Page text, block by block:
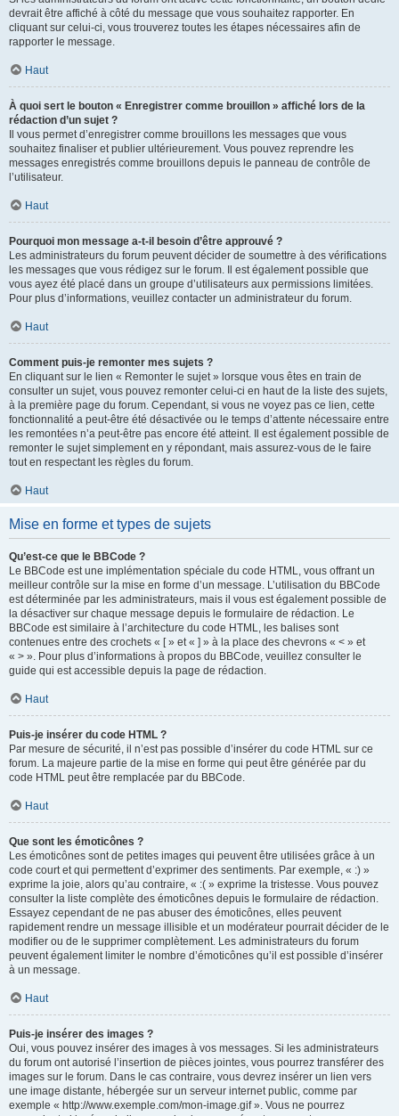
devrait être affiché à côté du message que vous souhaitez rapporter. En
cliquant sur celui-ci, vous trouverez toutes les étapes nécessaires afin de
rapporter le message.
Haut
À quoi sert le bouton « Enregistrer comme brouillon » affiché lors de la
rédaction d’un sujet ?
Il vous permet d’enregistrer comme brouillons les messages que vous
souhaitez finaliser et publier ultérieurement. Vous pouvez reprendre les
messages enregistrés comme brouillons depuis le panneau de contrôle de
l’utilisateur.
Haut
Pourquoi mon message a-t-il besoin d’être approuvé ?
Les administrateurs du forum peuvent décider de soumettre à des vérifications
les messages que vous rédigez sur le forum. Il est également possible que
vous ayez été placé dans un groupe d’utilisateurs aux permissions limitées.
Pour plus d’informations, veuillez contacter un administrateur du forum.
Haut
Comment puis-je remonter mes sujets ?
En cliquant sur le lien « Remonter le sujet » lorsque vous êtes en train de
consulter un sujet, vous pouvez remonter celui-ci en haut de la liste des sujets,
à la première page du forum. Cependant, si vous ne voyez pas ce lien, cette
fonctionnalité a peut-être été désactivée ou le temps d’attente nécessaire entre
les remontées n’a peut-être pas encore été atteint. Il est également possible de
remonter le sujet simplement en y répondant, mais assurez-vous de le faire
tout en respectant les règles du forum.
Haut
Mise en forme et types de sujets
Qu’est-ce que le BBCode ?
Le BBCode est une implémentation spéciale du code HTML, vous offrant un
meilleur contrôle sur la mise en forme d’un message. L’utilisation du BBCode
est déterminée par les administrateurs, mais il vous est également possible de
la désactiver sur chaque message depuis le formulaire de rédaction. Le
BBCode est similaire à l’architecture du code HTML, les balises sont
contenues entre des crochets « [ » et « ] » à la place des chevrons « < » et
« > ». Pour plus d’informations à propos du BBCode, veuillez consulter le
guide qui est accessible depuis la page de rédaction.
Haut
Puis-je insérer du code HTML ?
Par mesure de sécurité, il n’est pas possible d’insérer du code HTML sur ce
forum. La majeure partie de la mise en forme qui peut être générée par du
code HTML peut être remplacée par du BBCode.
Haut
Que sont les émoticônes ?
Les émoticônes sont de petites images qui peuvent être utilisées grâce à un
code court et qui permettent d’exprimer des sentiments. Par exemple, « :) »
exprime la joie, alors qu’au contraire, « :( » exprime la tristesse. Vous pouvez
consulter la liste complète des émoticônes depuis le formulaire de rédaction.
Essayez cependant de ne pas abuser des émoticônes, elles peuvent
rapidement rendre un message illisible et un modérateur pourrait décider de le
modifier ou de le supprimer complètement. Les administrateurs du forum
peuvent également limiter le nombre d’émoticônes qu’il est possible d’insérer
à un message.
Haut
Puis-je insérer des images ?
Oui, vous pouvez insérer des images à vos messages. Si les administrateurs
du forum ont autorisé l’insertion de pièces jointes, vous pourrez transférer des
images sur le forum. Dans le cas contraire, vous devrez insérer un lien vers
une image distante, hébergée sur un serveur internet public, comme par
exemple « http://www.exemple.com/mon-image.gif ». Vous ne pourrez